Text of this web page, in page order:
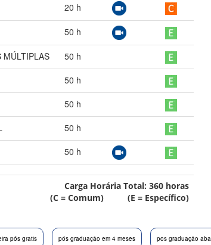
20 h
50 h
MÚLTIPLAS 50 h
50 h
50 h
50 h
50 h
Carga Horária Total: 360 horas
(C = Comum) (E = Específico)
pós gratis pós graduação em 4 meses pos graduação aba